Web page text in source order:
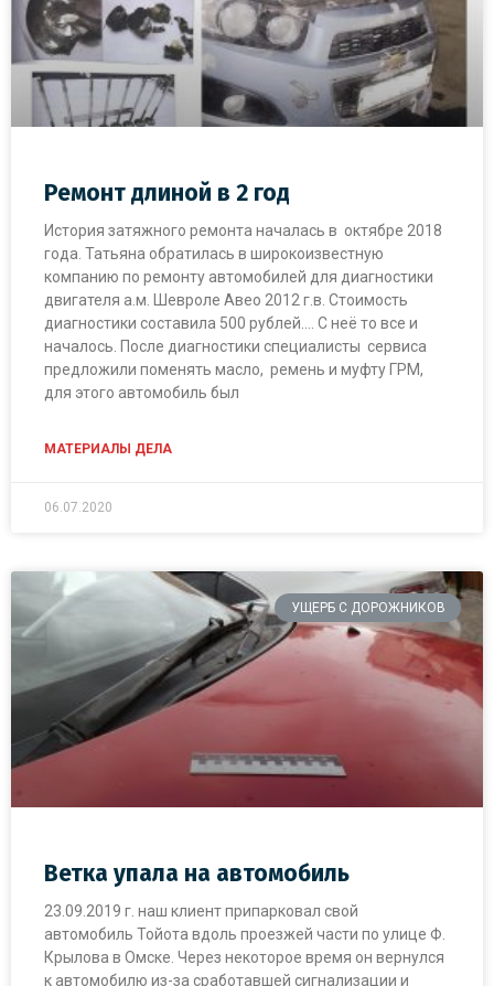
Ремонт длиной в 2 год
История затяжного ремонта началась в октябре 2018
года. Татьяна обратилась в широкоизвестную
компанию по ремонту автомобилей для диагностики
двигателя а.м. Шевроле Авео 2012 г.в. Стоимость
диагностики составила 500 рублей…. С неё то все и
началось. После диагностики специалисты сервиса
предложили поменять масло, ремень и муфту ГРМ,
для этого автомобиль был
МАТЕРИАЛЫ ДЕЛА
06.07.2020
УЩЕРБ С ДОРОЖНИКОВ
Ветка упала на автомобиль
23.09.2019 г. наш клиент припарковал свой
автомобиль Тойота вдоль проезжей части по улице Ф.
Крылова в Омске. Через некоторое время он вернулся
к автомобилю из-за сработавшей сигнализации и